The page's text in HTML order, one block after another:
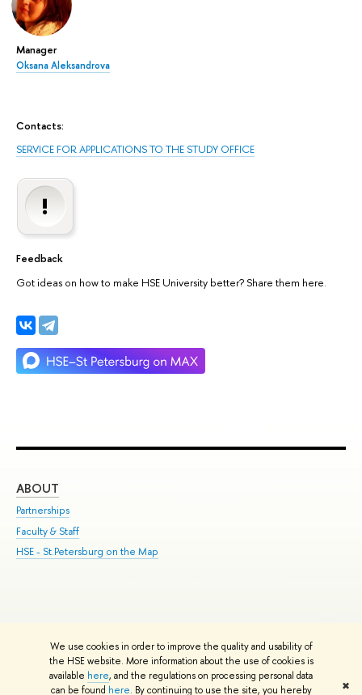
We use cookies in order to improve the quality and usability of
the HSE website. More information about the use of cookies is
available here, and the regulations on processing personal data
can be found here. By continuing to use the site, you hereby ✖
Manager
Oksana Aleksandrova
Contacts:
SERVICE FOR APPLICATIONS TO THE STUDY OFFICE
Feedback
Got ideas on how to make HSE University better? Share them here.
ABOUT
Partnerships
Faculty & Staff
HSE - St.Petersburg on the Map
© HSE University 1993–2026 Contacts Copyright Privacy Policy